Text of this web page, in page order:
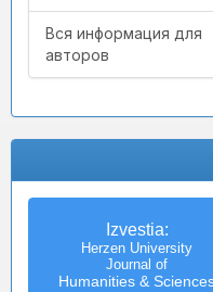
Вся информация для
авторов
Izvestia:
Herzen University
Journal of
Humanities &